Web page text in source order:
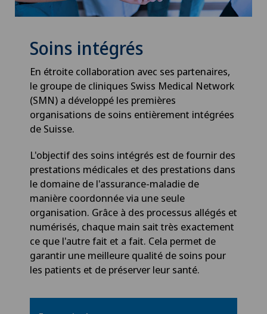
Soins intégrés
En étroite collaboration avec ses partenaires,
le groupe de cliniques Swiss Medical Network
(SMN) a développé les premières
organisations de soins entièrement intégrées
de Suisse.
L'objectif des soins intégrés est de fournir des
prestations médicales et des prestations dans
le domaine de l'assurance-maladie de
manière coordonnée via une seule
organisation. Grâce à des processus allégés et
numérisés, chaque main sait très exactement
ce que l'autre fait et a fait. Cela permet de
garantir une meilleure qualité de soins pour
les patients et de préserver leur santé.